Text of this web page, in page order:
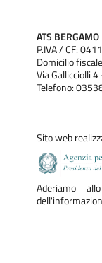
ATS BERGAMO
P.IVA / CF:
Domicilio
Via Gallicciolli
Telefono:
Sito web
Aderiamo